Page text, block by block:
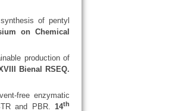
of pentyl
on Chemical
production of
Bienal RSEQ.
free enzymatic
and PBR. 14th